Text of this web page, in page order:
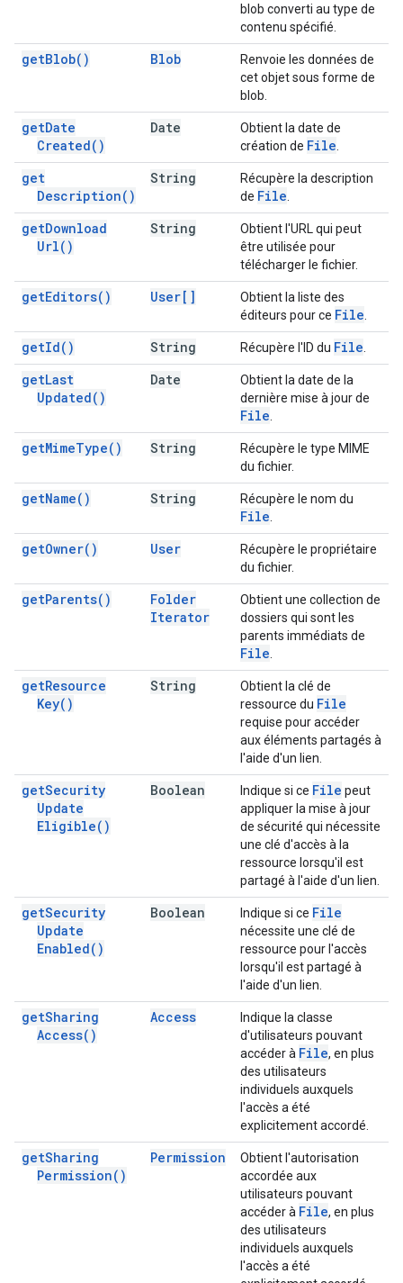
blob converti au type de
contenu spécifié.
getBlob( ) Blob
Renvoie les données de
cet objet sous forme de
blob.
getDate
Created( )
Date
Obtient la date de
création de File
get
Description( )
String
Récupère la description
de File
getDownload
Url( )
String
Obtient l'URL qui peut
être utilisée pour
télécharger le fichier.
getEditors( ) User[]
Obtient la liste des
éditeurs pour ce File
getId( ) String Récupère l'ID du File
getLast
Updated( )
Date
Obtient la date de la
dernière mise à jour de
File
getMimeType( ) String
Récupère le type MIME
du fichier.
getName( ) String Récupère le nom du
File
getOwner( ) User
Récupère le propriétaire
du fichier.
getParents( )
Folder
Iterator
Obtient une collection de
dossiers qui sont les
parents immédiats de
File
getResource
Key( )
String
Obtient la clé de
ressource du File
requise pour accéder
aux éléments partagés à
l'aide d'un lien.
getSecurity
Update
Eligible( )
Boolean Indique si ce File peut
appliquer la mise à jour
de sécurité qui nécessite
une clé d'accès à la
ressource lorsqu'il est
partagé à l'aide d'un lien.
getSecurity
Update
Enabled( )
Boolean Indique si ce File
nécessite une clé de
ressource pour l'accès
lorsqu'il est partagé à
l'aide d'un lien.
getSharing
Access( )
Access
Indique la classe
d'utilisateurs pouvant
accéder à File, en plus
des utilisateurs
individuels auxquels
l'accès a été
explicitement accordé.
getSharing
Permission( )
Permission
Obtient l'autorisation
accordée aux
utilisateurs pouvant
accéder à File, en plus
des utilisateurs
individuels auxquels
l'accès a été